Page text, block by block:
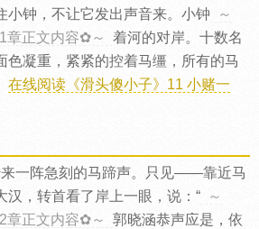
小钟，不让它发出声音来。小钟
～
章正文内容✿～
着河的对岸。十数名
色凝重，紧紧的控着马缰，所有的马
在线阅读《滑头傻小子》11 小赌一
来一阵急刻的马蹄声。只见——靠近马
汉，转首看了岸上一眼，说：“
～
章正文内容✿～
郭晓涵恭声应是，依